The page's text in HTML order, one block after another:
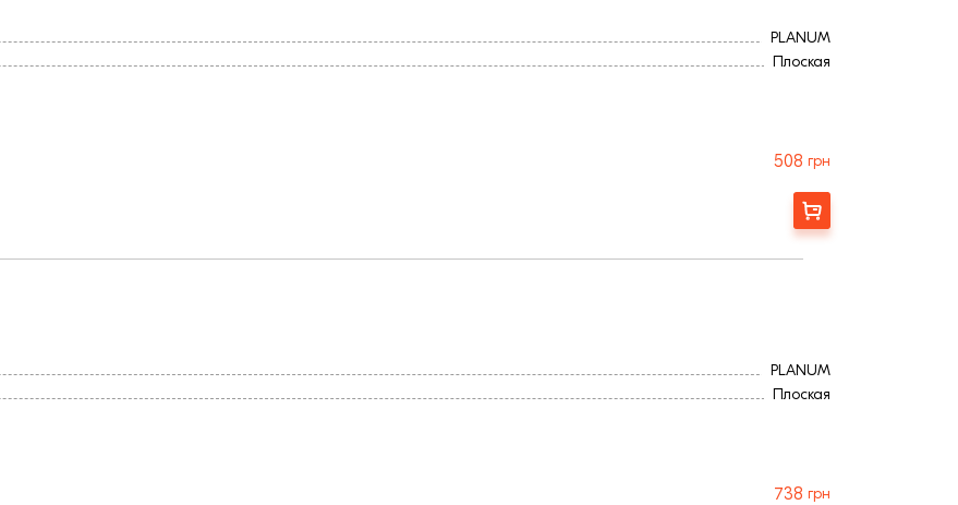
PLANUM
Плоская
508 грн
Замовити
PLANUM
Плоская
738 грн